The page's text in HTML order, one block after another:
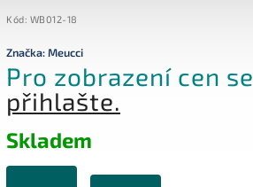
Kód: WB012-18
Značka:Meucci
Pro zobrazení cen se
přihlašte.
Skladem